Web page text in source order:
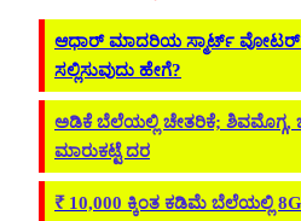
ಆಧಾರ್ ಮಾದರಿಯ ಸ್ಮಾರ್ಟ್ ವೋಟರ್
ಸಲ್ಲಿಸುವುದು ಹೇಗೆ?
ಅಡಿಕೆ ಬೆಲೆಯಲ್ಲಿ ಚೇತರಿಕೆ; ಶಿವಮೊಗ್ಗ,
ಮಾರುಕಟ್ಟೆ ದರ
₹ 10,000 ಕ್ಕಿಂತ ಕಡಿಮೆ ಬೆಲೆಯಲ್ಲಿ